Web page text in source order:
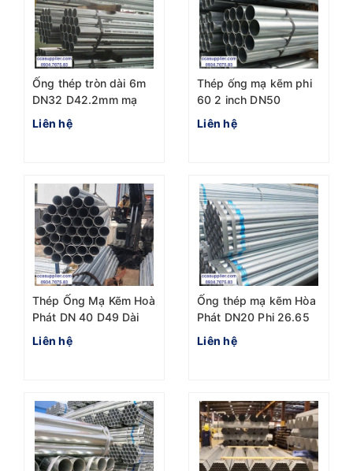
Ống thép tròn dài 6m
DN32 D42.2mm mạ
kẽm
Liên hệ
Thép ống mạ kẽm phi
60 2 inch DN50
Liên hệ
Thép Ống Mạ Kẽm Hoà
Phát DN 40 D49 Dài
6m BSEN
Liên hệ
Ống thép mạ kẽm Hòa
Phát DN20 Phi 26.65
chuẩn BS 1387
Liên hệ